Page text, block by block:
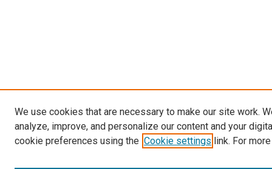
We use cookies that are necessary to make our site work.
analyze, improve, and personalize our content and your
cookie preferences using the Cookie settings link. For